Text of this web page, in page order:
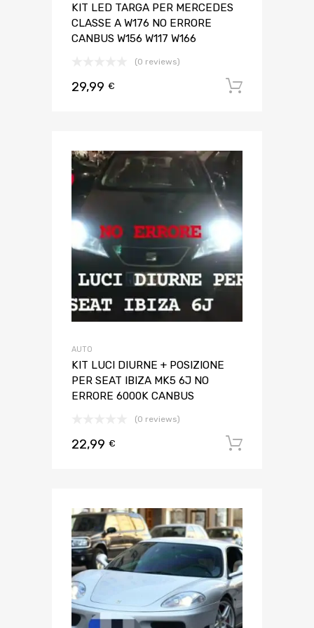
KIT LED TARGA PER MERCEDES
CLASSE A W176 NO ERRORE
CANBUS W156 W117 W166
(0 reviews)
29,99 €
AUTO
KIT LUCI DIURNE + POSIZIONE
PER SEAT IBIZA MK5 6J NO
ERRORE 6000K CANBUS
(0 reviews)
22,99 €